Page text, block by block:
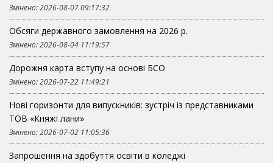
Змінено: 2026-08-07 09:17:32
Обсяги державного замовлення на 2026 р.
Змінено: 2026-08-04 11:19:57
Дорожня карта вступу на основі БСО
Змінено: 2026-07-22 11:49:21
Нові горизонти для випускників: зустріч із представниками
ТОВ «Княжі лани»
Змінено: 2026-07-02 11:05:36
Запрошення на здобуття освіти в коледжі